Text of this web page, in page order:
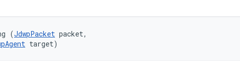
(JdwpPacket packet,
target)